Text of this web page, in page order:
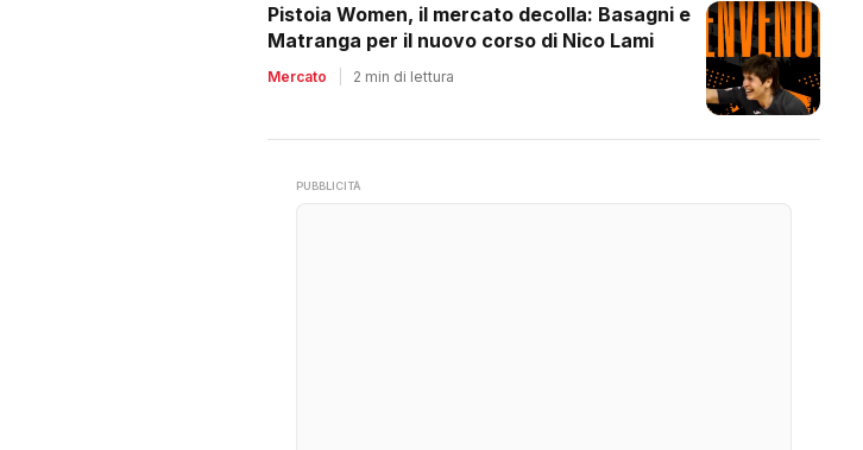
Pistoia Women, il mercato decolla: Basagni e
Matranga per il nuovo corso di Nico Lami
Mercato 2 min di lettura
PUBBLICITÀ